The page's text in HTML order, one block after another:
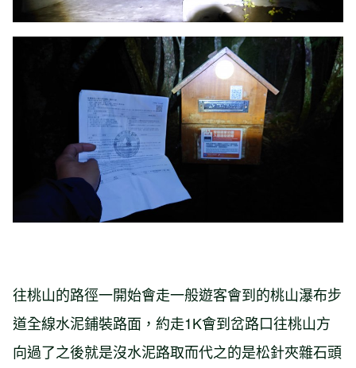
往桃山的路徑一開始會走一般遊客會到的桃山瀑布步
道全線水泥鋪裝路面，約走1K會到岔路口往桃山方
向過了之後就是沒水泥路取而代之的是松針夾雜石頭